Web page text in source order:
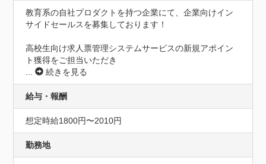
教育系の自社プロダクトを持つ企業にて、企業向けイン
サイドセールスを募集しております！
高校生向け求人票管理システムサービスの新規アポイン
ト獲得をご担当いただき
...
続きを見る
給与・報酬
想定時給1800円〜2010円
勤務地